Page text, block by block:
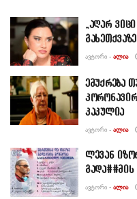
„აღარ
ᲐᲕᲢᲝᲠᲘ - ᲐᲚᲘᲐ
ემუქრება
კაკულია
ᲐᲕᲢᲝᲠᲘ - ᲐᲚᲘᲐ
ლევან
გადა##მის
ᲐᲕᲢᲝᲠᲘ - ᲐᲚᲘᲐ